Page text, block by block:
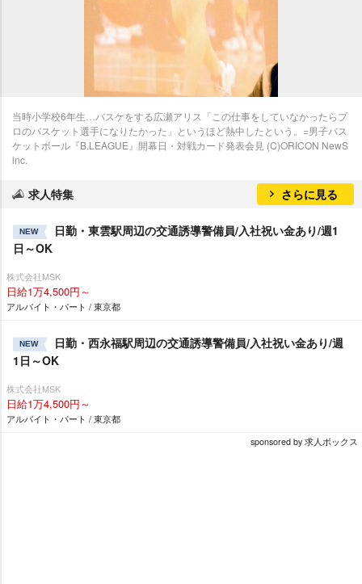
当時小学校6年生…バスケをする広瀬アリス「この仕事をしていなかったらプ
ロのバスケット選手になりたかった」というほど熱中したという。=男子バス
ケットボール『B.LEAGUE』開幕日・対戦カード発表会見 (C)ORICON NewS
inc.
求人特集 さらに見る
NEW
日勤・東雲駅周辺の交通誘導警備員/入社祝い金あり/週1
日～OK
株式会社MSK
日給1万4,500円～
アルバイト・パート / 東京都
NEW
日勤・西永福駅周辺の交通誘導警備員/入社祝い金あり/週
1日～OK
株式会社MSK
日給1万4,500円～
アルバイト・パート / 東京都
sponsored by 求人ボックス